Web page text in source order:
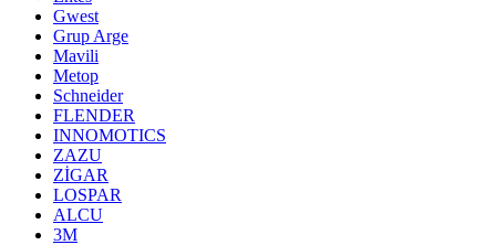
Gwest
Grup Arge
Mavili
Metop
Schneider
FLENDER
INNOMOTICS
ZAZU
ZİGAR
LOSPAR
ALCU
3M